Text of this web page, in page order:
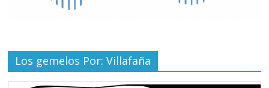
Los gemelos Por: Villafaña